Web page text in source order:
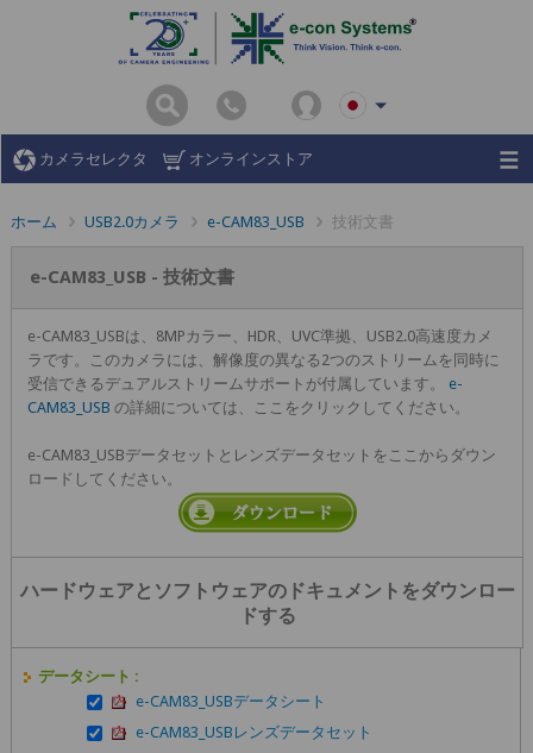
カメラセレクタ オンラインストア
ホーム USB2.0カメラ e-CAM83_USB 技術文書
e-CAM83_USB - 技術文書
e-CAM83_USBは、8MPカラー、HDR、UVC準拠、USB2.0高速度カメ
ラです。このカメラには、解像度の異なる2つのストリームを同時に
受信できるデュアルストリームサポートが付属しています。 e-
CAM83_USBの詳細については、ここをクリックしてください。
e-CAM83_USBデータセットとレンズデータセットをここからダウン
ロードしてください。
ハードウェアとソフトウェアのドキュメントをダウンロー
ドする
データシート :
e-CAM83_USBデータシート
e-CAM83_USBレンズデータセット